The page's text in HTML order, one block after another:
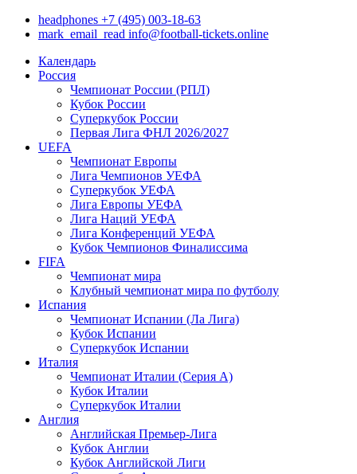
headphones +7 (495) 003-18-63
mark_email_read info@football-tickets.online
Календарь
Россия
Чемпионат России (РПЛ)
Кубок России
Суперкубок России
Первая Лига ФНЛ 2026/2027
UEFA
Чемпионат Европы
Лига Чемпионов УЕФА
Суперкубок УЕФА
Лига Европы УЕФА
Лига Наций УЕФА
Лига Конференций УЕФА
Кубок Чемпионов Финалиссима
FIFA
Чемпионат мира
Клубный чемпионат мира по футболу
Испания
Чемпионат Испании (Ла Лига)
Кубок Испании
Суперкубок Испании
Италия
Чемпионат Италии (Серия А)
Кубок Италии
Суперкубок Италии
Англия
Английская Премьер-Лига
Кубок Англии
Кубок Английской Лиги